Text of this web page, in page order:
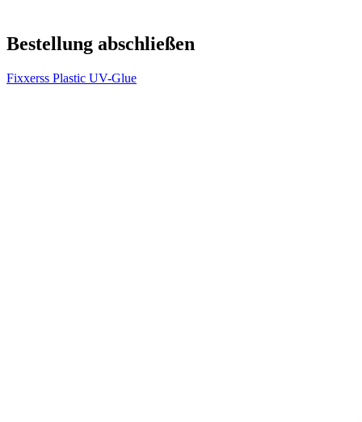
Bestellung abschließen
Fixxerss Plastic UV-Glue